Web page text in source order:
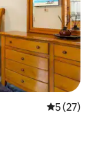
5 de uma
5 (27)